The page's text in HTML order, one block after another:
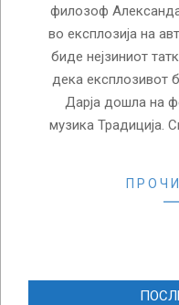
филозоф
во експлозија на
биде нејзиниот
дека експлозивот
Дарја дошла на
музика Традиција.